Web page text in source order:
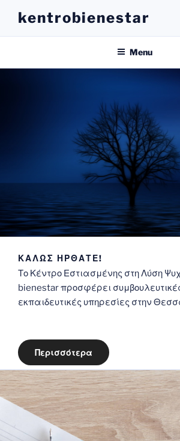
content
kentrobienestar
Menu
ΚΑΛΩΣ ΗΡΘΑΤΕ!
Το Κέντρο Εστιασμένης στη Λύση
bienestar προσφέρει
εκπαιδευτικές υπηρεσίες στην
Περισσότερα